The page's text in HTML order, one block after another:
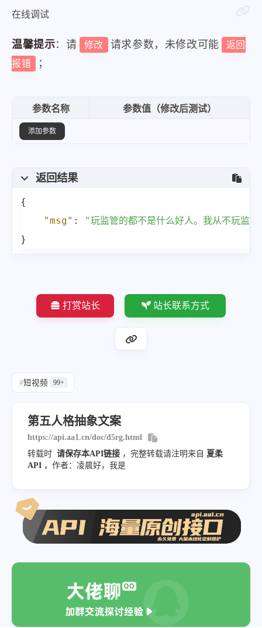
在线调试
温馨提示：请 修改 请求参数，未修改可能
返回
报错
；
参数名称 参数值（修改后测试）
添加参数
返回结果
{
"msg" :
"玩监管的都不是什么好人。我从不玩监
}
打赏站长 站长联系方式
#短视频 99+
第五人格抽象文案
https://api.aa1.cn/doc/d5rg.html
转载时 请保存本API链接 ，完整转载请注明来自 夏柔
API ，作者：凌晨好，我是